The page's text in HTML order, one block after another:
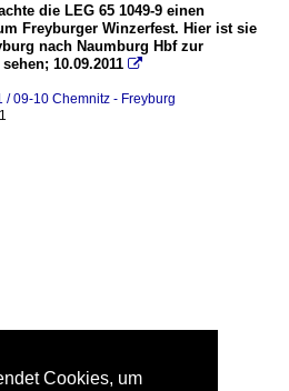
die LEG 65 1049-9 einen
Freyburger Winzerfest. Hier ist sie
nach Naumburg Hbf zur
10.09.2011 
/ 09-10 Chemnitz - Freyburg
Cookies, um